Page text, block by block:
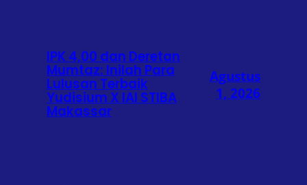
IPK 4,00 dan Deretan
Mumtaz: Inilah Para
Lulusan Terbaik
Yudisium X IAI STIBA
Makassar
Agustus
1, 2026